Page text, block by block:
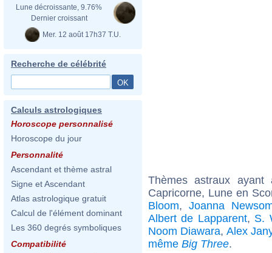
Lune décroissante, 9.76%
Dernier croissant
Mer. 12 août 17h37 T.U.
Recherche de célébrité
Calculs astrologiques
Horoscope personnalisé
Horoscope du jour
Personnalité
Ascendant et thème astral
Signe et Ascendant
Atlas astrologique gratuit
Calcul de l'élément dominant
Les 360 degrés symboliques
Compatibilité
Thèmes astraux
Capricorne, Lune en
Bloom, Joanna
Albert de Lapparent, S.
Noom Diawara, Alex
même Big Three.